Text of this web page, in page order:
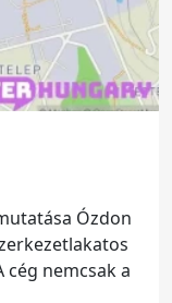
Ózdon
cég nemcsak a